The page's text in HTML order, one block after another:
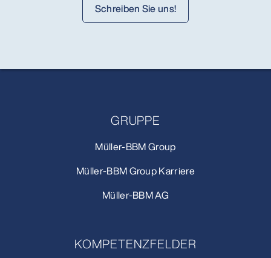
Schreiben Sie uns!
GRUPPE
Müller-BBM Group
Müller-BBM Group Karriere
Müller-BBM AG
KOMPETENZFELDER